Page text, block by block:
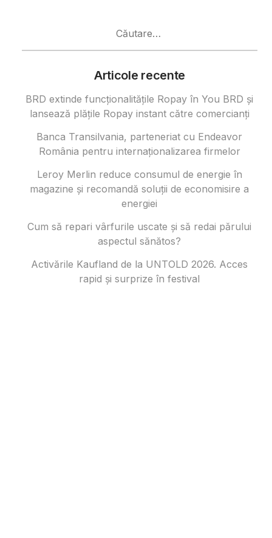
Articole recente
BRD extinde funcționalitățile Ropay în You BRD și
lansează plățile Ropay instant către comercianți
Banca Transilvania, parteneriat cu Endeavor
România pentru internaționalizarea firmelor
Leroy Merlin reduce consumul de energie în
magazine și recomandă soluții de economisire a
energiei
Cum să repari vârfurile uscate și să redai părului
aspectul sănătos?
Activările Kaufland de la UNTOLD 2026. Acces
rapid și surprize în festival